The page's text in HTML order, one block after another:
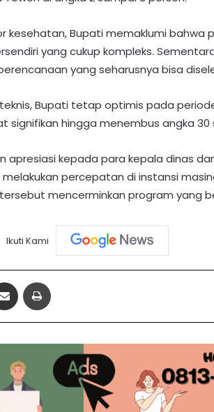
kesehatan, Bupati memaklumi bahwa
yang cukup kompleks. Sementara
yang seharusnya bisa
Bupati tetap optimis pada
signifikan hingga menembus angka 30
apresiasi kepada para kepala dinas
percepatan di instansi
mencerminkan program yang
Ikuti Kami
Share via Email
Sekolah di
SIP Pintar
Barito Utara
Cegah Asap
Bersatu
Program
Sentuh